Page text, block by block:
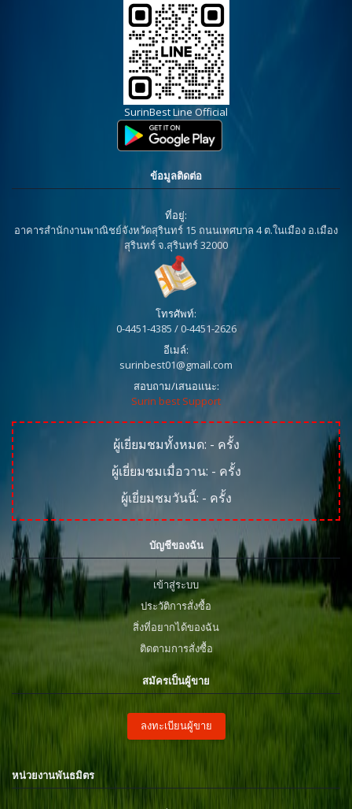
SurinBest Line Official
ข้อมูลติดต่อ
ที่อยู่:
อาคารสำนักงานพาณิชย์จังหวัดสุรินทร์ 15 ถนนเทศบาล 4 ต.ในเมือง อ.เมือง
สุรินทร์ จ.สุรินทร์ 32000
โทรศัพท์:
0-4451-4385 / 0-4451-2626
อีเมล์:
surinbest01@gmail.com
สอบถาม/เสนอแนะ:
Surin best Support
ผู้เยี่ยมชมทั้งหมด: - ครั้ง
ผู้เยี่ยมชมเมื่อวาน: - ครั้ง
ผู้เยี่ยมชมวันนี้: - ครั้ง
บัญชีของฉัน
เข้าสู่ระบบ
ประวัติการสั่งซื้อ
สิ่งที่อยากได้ของฉัน
ติดตามการสั่งซื้อ
สมัครเป็นผู้ขาย
ลงทะเบียนผู้ขาย
หน่วยงานพันธมิตร